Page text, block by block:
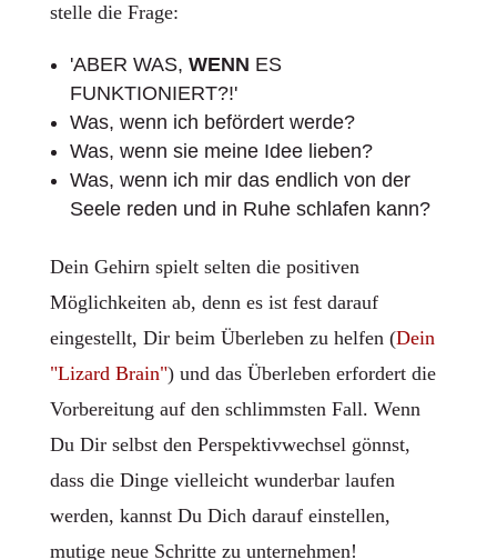
stelle die Frage:
'ABER WAS, WENN ES
FUNKTIONIERT?!'
Was, wenn ich befördert werde?
Was, wenn sie meine Idee lieben?
Was, wenn ich mir das endlich von der
Seele reden und in Ruhe schlafen kann?
Dein Gehirn spielt selten die positiven
Möglichkeiten ab, denn es ist fest darauf
eingestellt, Dir beim Überleben zu helfen (Dein
"Lizard Brain") und das Überleben erfordert die
Vorbereitung auf den schlimmsten Fall. Wenn
Du Dir selbst den Perspektivwechsel gönnst,
dass die Dinge vielleicht wunderbar laufen
werden, kannst Du Dich darauf einstellen,
mutige neue Schritte zu unternehmen!